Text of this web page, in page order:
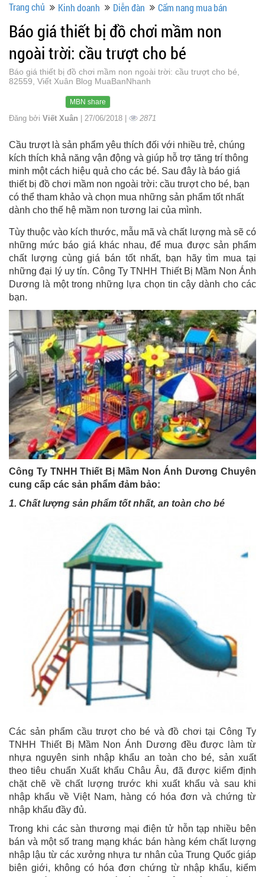
Trang chủ Kinh doanh Diễn đàn Cẩm nang mua bán
Báo giá thiết bị đồ chơi mầm non
ngoài trời: cầu trượt cho bé
Báo giá thiết bị đồ chơi mầm non ngoài trời: cầu trượt cho bé,
82559, Viết Xuân Blog MuaBanNhanh
MBN share
Đăng bởi Viết Xuân | 27/06/2018 | 2871
Cầu trượt là sản phẩm yêu thích đối với nhiều trẻ, chúng
kích thích khả năng vận động và giúp hỗ trợ tăng trí thông
minh một cách hiệu quả cho các bé. Sau đây là báo giá
thiết bị đồ chơi mầm non ngoài trời: cầu trượt cho bé, bạn
có thể tham khảo và chọn mua những sản phẩm tốt nhất
dành cho thế hệ mầm non tương lai của mình.
Tùy thuộc vào kích thước, mẫu mã và chất lượng mà sẽ có
những mức báo giá khác nhau, để mua được sản phẩm
chất lượng cùng giá bán tốt nhất, bạn hãy tìm mua tại
những đại lý uy tín. Công Ty TNHH Thiết Bị Mầm Non Ánh
Dương là một trong những lựa chọn tin cậy dành cho các
bạn.
Công Ty TNHH Thiết Bị Mầm Non Ánh Dương Chuyên
cung cấp các sản phẩm đảm bảo:
1. Chất lượng sản phẩm tốt nhất, an toàn cho bé
Các sản phẩm cầu trượt cho bé và đồ chơi tại Công Ty
TNHH Thiết Bị Mầm Non Ánh Dương đều được làm từ
nhựa nguyên sinh nhập khẩu an toàn cho bé, sản xuất
theo tiêu chuẩn Xuất khẩu Châu Âu, đã được kiểm định
chặt chẽ về chất lượng trước khi xuất khẩu và sau khi
nhập khẩu về Việt Nam, hàng có hóa đơn và chứng từ
nhập khẩu đầy đủ.
Trong khi các sàn thương mại điện tử hỗn tạp nhiều bên
bán và một số trang mạng khác bán hàng kém chất lượng
nhập lậu từ các xưởng nhựa tư nhân của Trung Quốc giáp
biên giới, không có hóa đơn chứng từ nhập khẩu, kiểm